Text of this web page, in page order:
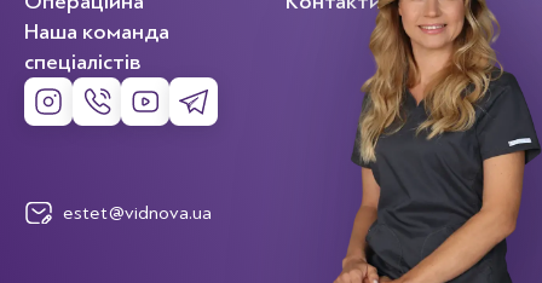
Наша команда
спеціалістів
estet@vidnova.ua